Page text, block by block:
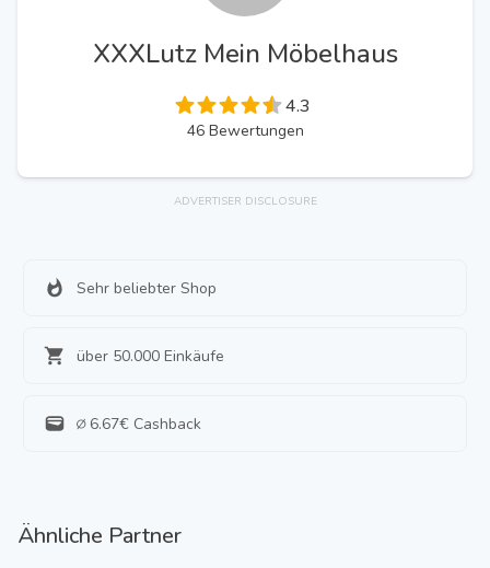
XXXLutz Mein Möbelhaus
4.3
46Bewertungen
ADVERTISER DISCLOSURE
Sehr beliebter Shop
über 50.000 Einkäufe
∅ 6.67€ Cashback
Ähnliche Partner